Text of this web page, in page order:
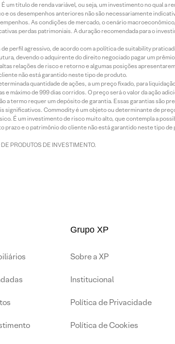
um título de renda variável, ou seja, um investimento no qual a
os desempenhos anteriores não são necessariamente
As condições de mercado, o cenário
perdas patrimoniais. A duração recomendada para o
perfil agressivo, de acordo com a política de suitability
devendo o adquirente do direito negociado pagar um
relações de risco e retorno e algumas posições
não está garantido neste tipo de produto.
quantidade de ações, a um preço fixado, para
máximo de 999 dias corridos. O preço será o valor da ação
termo requer um depósito de garantia. Essas garantias são
significativos. Commodity é um objeto ou determinante de
É um investimento de risco muito alto, que contempla a
prazo e o patrimônio do cliente não está garantido neste tipo
PRODUTOS DE INVESTIMENTO.
Grupo XP
Sobre a XP
Institucional
Política de Privacidade
Política de Cookies